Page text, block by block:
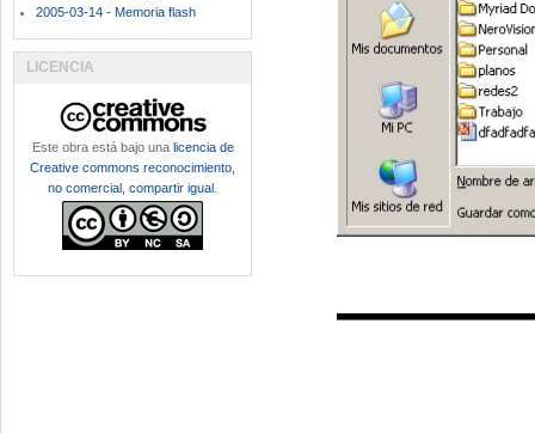
2005-03-14 - Memoria flash
LICENCIA
Este obra está bajo una licencia de
Creative commons reconocimiento,
no comercial, compartir igual